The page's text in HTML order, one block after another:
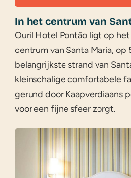
In het centrum van
Ouril Hotel Pontão ligt op het
centrum van Santa Maria, op
belangrijkste strand van
kleinschalige comfortabele
gerund door Kaapverdiaans
voor een fijne sfeer zorgt.